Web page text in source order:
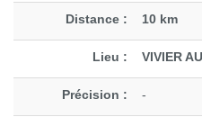
Distance : 10 km
Lieu : VIVIER
Précision : -